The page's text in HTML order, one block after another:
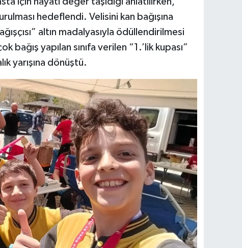
hedeflendi. Velisini kan bağışına
altın madalyasıyla ödüllendirilmesi
bağış yapılan sınıfa verilen “1.’lik kupası”
yarışına dönüştü.